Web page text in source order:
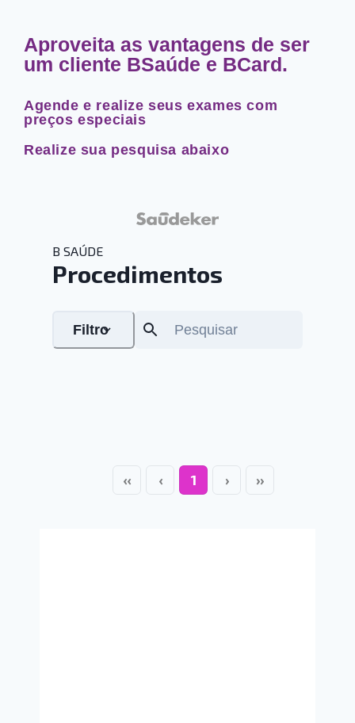
Aproveita as vantagens de ser
um cliente BSaúde e BCard.
Agende e realize seus exames com
preços especiais
Realize sua pesquisa abaixo